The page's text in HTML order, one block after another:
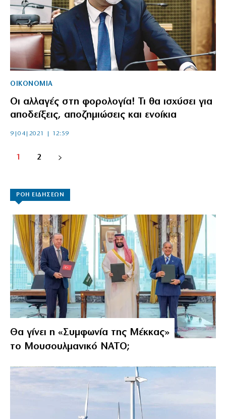
ΟΙΚΟΝΟΜΙΑ
Οι αλλαγές στη φορολογία! Τι θα ισχύσει για
αποδείξεις, αποζημιώσεις και ενοίκια
9|04|2021 | 12:59
1 2
ΡΟΗ ΕΙΔΗΣΕΩΝ
Θα γίνει η «Συμφωνία της Μέκκας»
το Μουσουλμανικό ΝΑΤΟ;